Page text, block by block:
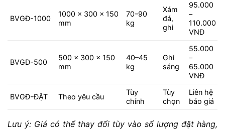
BVGĐ-1000
1000 x 300 x150
mm
70–90
kg
Xám
đá,
ghi
95.000
–
110.000
VNĐ
BVGĐ-500
500 x 300 x150
mm
40–45
kg
Ghi
sáng
55.000
–
65.000
VNĐ
BVGĐ-ĐẶT Theoyêucầu
Tùy
chỉnh
Tùy
chọn
Liên hệ
báogiá
Lưu ý: Giá có thể thay đổi tùy vào số lượng đặt hàng,